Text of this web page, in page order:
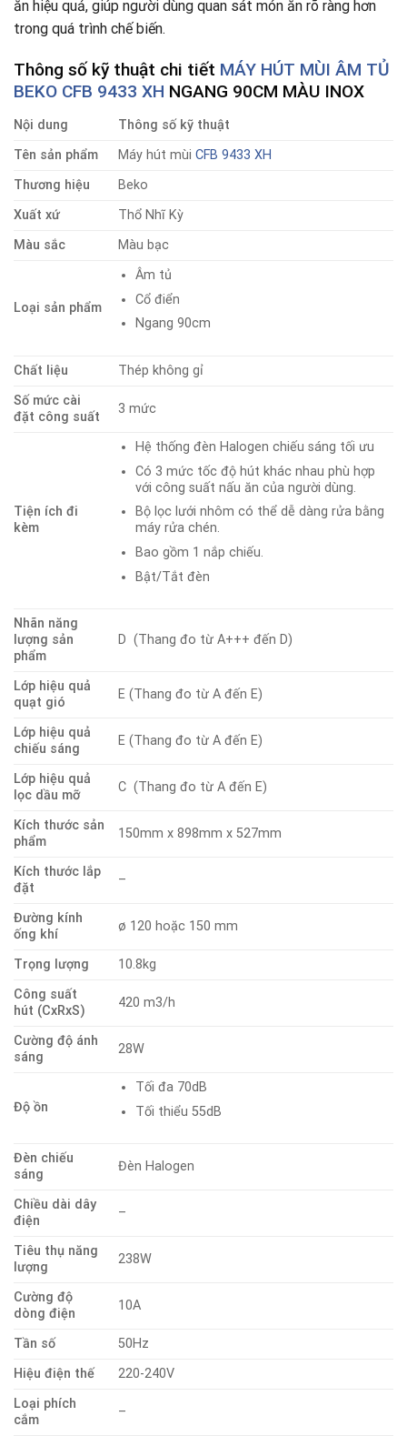
ăn hiệu quả, giúp người dùng quan sát món ăn rõ ràng hơn
trong quá trình chế biến.
Thông số kỹ thuật chi tiết MÁY HÚT MÙI ÂM TỦ
BEKO CFB 9433 XH NGANG 90CM MÀU INOX
Nội dung
Thông số kỹ thuật
Tên sản phẩm
Máy hút mùiCFB 9433 XH
Thương hiệu
Beko
Xuất xứ
Thổ Nhĩ Kỳ
Màu sắc
Màu bạc
Loại sản phẩm
Âm tủ
Cổ điển
Ngang 90cm
Chất liệu
Thép không gỉ
Số mức cài
đặt công suất
3 mức
Tiện ích đi
kèm
Hệ thống đèn Halogen chiếu sáng tối ưu
Có 3 mức tốc độ hút khác nhau phù hợp
với công suất nấu ăn của người dùng.
Bộ lọc lưới nhôm có thể dễ dàng rửa bằng
máy rửa chén.
Bao gồm 1 nắp chiếu.
Bật/Tắt đèn
Nhãn năng
lượng sản
phẩm
D (Thang đo từ A+++ đến D)
Lớp hiệu quả
quạt gió
E (Thang đo từ A đến E)
Lớp hiệu quả
chiếu sáng
E (Thang đo từ A đến E)
Lớp hiệu quả
lọc dầu mỡ
C (Thang đo từ A đến E)
Kích thước sản
phẩm
150mm x 898mm x 527mm
Kích thước lắp
đặt
–
Đường kính
ống khí
ø 120 hoặc 150 mm
Trọng lượng
10.8kg
Công suất
hút (CxRxS)
420 m3/h
Cường độ ánh
sáng
28W
Độ ồn
Tối đa 70dB
Tối thiểu 55dB
Đèn chiếu
sáng
Đèn Halogen
Chiều dài dây
điện
–
Tiêu thụ năng
lượng
238W
Cường độ
dòng điện
10A
Tần số
50Hz
Hiệu điện thế
220-240V
Loại phích
cắm
–